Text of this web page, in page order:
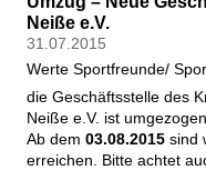
Brandenburg
Neiße e.V.
31.07.2015
Werte Sportfreunde/
die Geschäftsstelle des
Neiße e.V. ist umgezogen.
Ab dem 03.08.2015sind
erreichen. Bitte achtet